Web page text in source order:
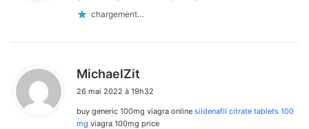
chargement…
MichaelZit
t
:
26 mai 2022 à 19h32
buy generic 100mg viagra online sildenafil citrate tablets 100
mg viagra 100mg price